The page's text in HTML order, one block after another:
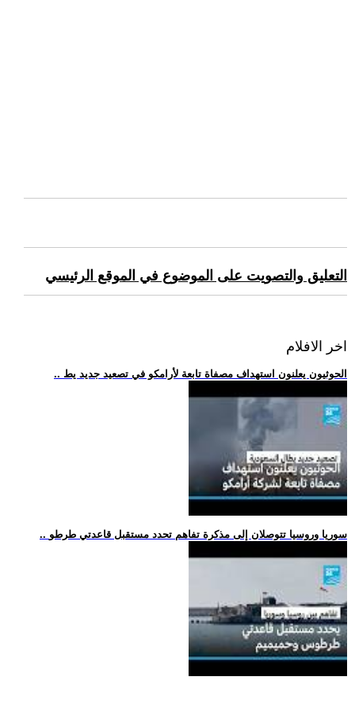
التعليق والتصويت على الموضوع في الموقع الرئيسي
اخر الافلام
.. الحوثيون يعلنون استهداف مصفاة تابعة لأرامكو في تصعيد جديد يط
.. سوريا وروسيا تتوصلان إلى مذكرة تفاهم تحدد مستقبل قاعدتي طرطو